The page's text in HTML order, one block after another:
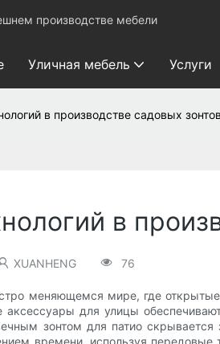
производстве мебели
Уличная мебель Услуги
в производстве садовых зонтов
в
XUANHENG 76
меняющемся мире, где открытые
аксессуары для улицы
зонтом для патио